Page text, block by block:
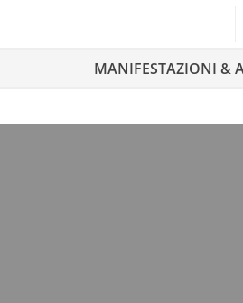
MANIFESTAZIONI &